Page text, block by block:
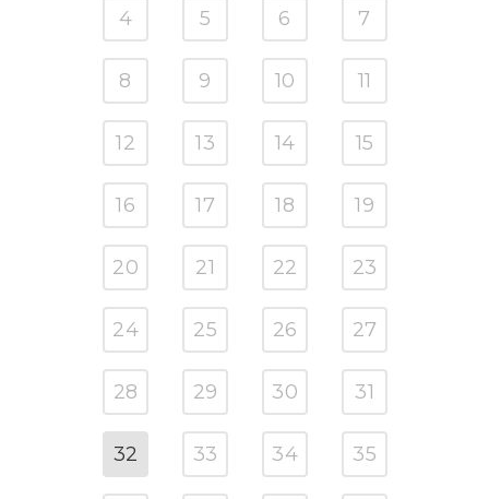
4 5 6 7
8 9 10 11
12 13 14 15
16 17 18 19
20 21 22 23
24 25 26 27
28 29 30 31
32 33 34 35